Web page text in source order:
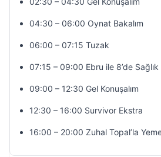
04:30 – 06:00 Oynat Bakalım
06:00 – 07:15 Tuzak
07:15 – 09:00 Ebru ile 8’de Sağlık
09:00 – 12:30 Gel Konuşalım
12:30 – 16:00 Survivor Ekstra
16:00 – 20:00 Zuhal Topal’la